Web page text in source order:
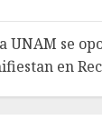
UNAM se
en